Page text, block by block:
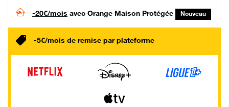
-20€/mois avec Orange Maison Protégée Nouveau
-5€/mois de remise par plateforme